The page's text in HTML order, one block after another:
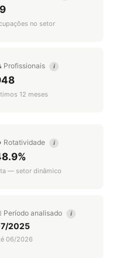
no setor
Profissionais i
12 meses
Rotatividade i
— setor dinâmico
Período analisado i
2025
06/2026